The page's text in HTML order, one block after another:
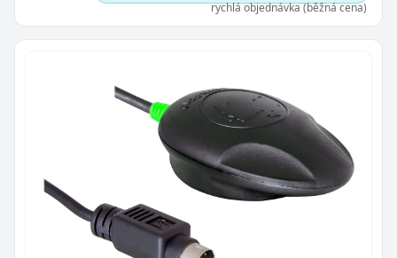
rychlá objednávka (běžná cena)